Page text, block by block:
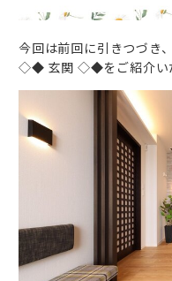
今回は前回に引きつづき
◇◆ 玄関 ◇◆をご紹介い